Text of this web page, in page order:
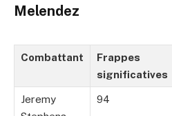
Melendez
Combattant
Frappes
significatives
Jeremy
94